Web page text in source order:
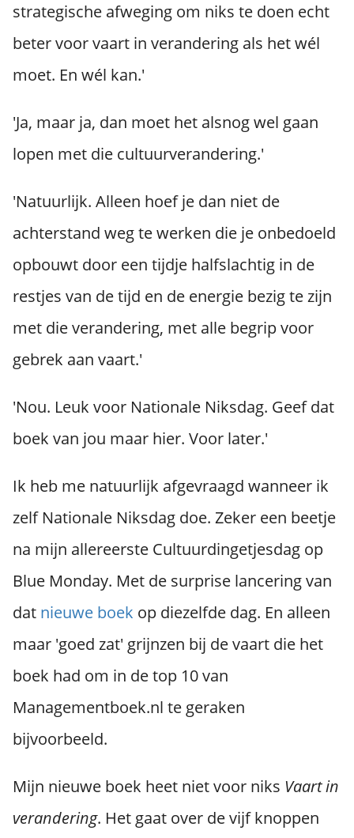
strategische afweging om niks te doen echt
beter voor vaart in verandering als het wél
moet. En wél kan.'
'Ja, maar ja, dan moet het alsnog wel gaan
lopen met die cultuurverandering.'
'Natuurlijk. Alleen hoef je dan niet de
achterstand weg te werken die je onbedoeld
opbouwt door een tijdje halfslachtig in de
restjes van de tijd en de energie bezig te zijn
met die verandering, met alle begrip voor
gebrek aan vaart.'
'Nou. Leuk voor Nationale Niksdag. Geef dat
boek van jou maar hier. Voor later.'
Ik heb me natuurlijk afgevraagd wanneer ik
zelf Nationale Niksdag doe. Zeker een beetje
na mijn allereerste Cultuurdingetjesdag op
Blue Monday. Met de surprise lancering van
dat nieuwe boek op diezelfde dag. En alleen
maar 'goed zat' grijnzen bij de vaart die het
boek had om in de top 10 van
Managementboek.nl te geraken
bijvoorbeeld.
Mijn nieuwe boek heet niet voor niks Vaart in
verandering. Het gaat over de vijf knoppen